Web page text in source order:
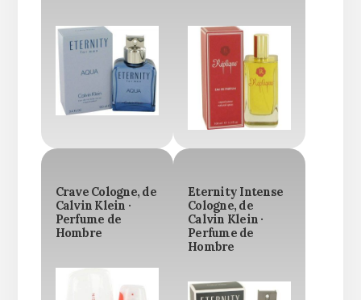
Crave Cologne, de
Calvin Klein ·
Perfume de
Hombre
Eternity Intense
Cologne, de
Calvin Klein ·
Perfume de
Hombre